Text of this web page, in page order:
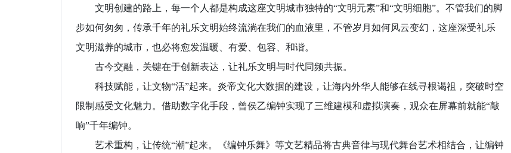
文明创建的路上，每一个人都是构成这座文明城市独特的“文明元素”和“文明细胞”。不管我们的脚
步如何匆匆，传承千年的礼乐文明始终流淌在我们的血液里，不管岁月如何风云变幻，这座深受礼乐
文明滋养的城市，也必将愈发温暖、有爱、包容、和谐。
古今交融，关键在于创新表达，让礼乐文明与时代同频共振。
科技赋能，让文物“活”起来。炎帝文化大数据的建设，让海内外华人能够在线寻根谒祖，突破时空
限制感受文化魅力。借助数字化手段，曾侯乙编钟实现了三维建模和虚拟演奏，观众在屏幕前就能“敲
响”千年编钟。
艺术重构，让传统“潮”起来。《编钟乐舞》等文艺精品将古典音律与现代舞台艺术相结合，让编钟